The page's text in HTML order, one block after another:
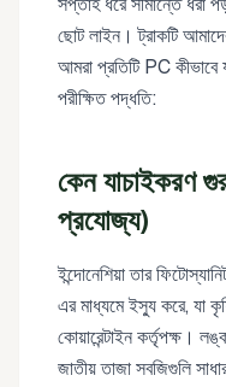
ছোট লাইন। ট্রাকটি
আমরা প্রতিটি PC কীভাবে
পরীক্ষিত পদ্ধতি:
কেন যাচাইকরণ
প্রযোজ্য)
ইন্দোনেশিয়া তার
এর মাধ্যমে ইস্যু করে, যা
কোয়ারেন্টাইন কর্তৃপক্ষ।
জাতীয় তাজা সবজিগুলি